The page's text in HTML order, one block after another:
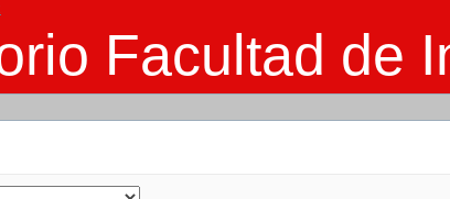
Facultad de